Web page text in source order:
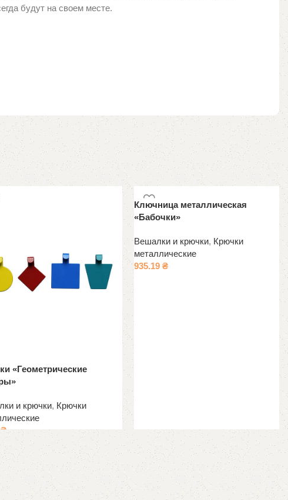
будут на своем месте.
«Геометрические
и крючки, Крючки
₴
Ключница металлическая
«Бабочки»
Вешалки и крючки, Крючки
металлические
935.19₴